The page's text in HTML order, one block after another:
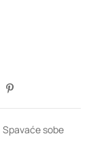
Spavaće sobe